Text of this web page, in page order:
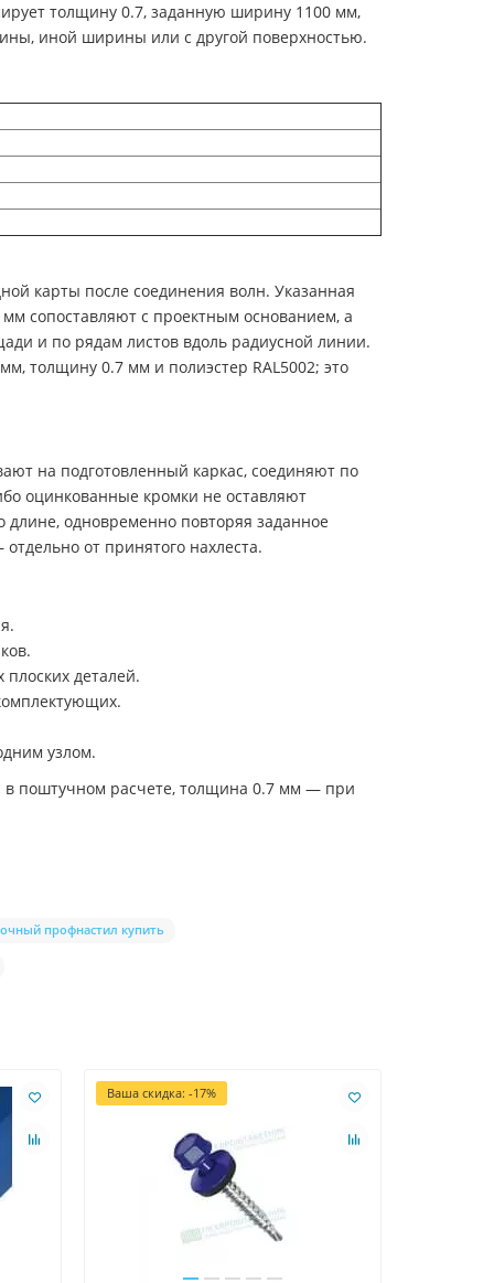
толщину 0.7, заданную ширину 1100 мм,
иной ширины или с другой поверхностью.
карты после соединения волн. Указанная
сопоставляют с проектным основанием, а
и по рядам листов вдоль радиусной линии.
толщину 0.7 мм и полиэстер RAL5002; это
на подготовленный каркас, соединяют по
оцинкованные кромки не оставляют
длине, одновременно повторяя заданное
от принятого нахлеста.
деталей.
узлом.
в поштучном расчете, толщина 0.7 мм — при
профнастил купить
Ваша скидка: -17%